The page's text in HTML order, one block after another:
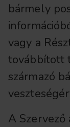
bármely
vagy a
továbbított
származó
A